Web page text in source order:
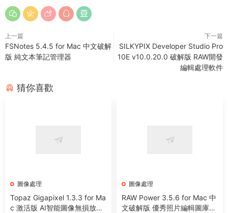
上一篇
FSNotes 5.4.5 for Mac 中文破解
版 純文本筆記管理器
下一篇
SILKYPIX Developer Studio Pro
10E v10.0.20.0 破解版 RAW開發
編輯處理軟件
猜你喜歡
圖像處理
Topaz Gigapixel 1.3.3 for Ma
c 激活版 AI智能圖像無損放大
圖像處理
RAW Power 3.5.6 for Mac 中
文破解版 優秀照片編輯圖庫管